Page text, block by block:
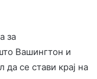
за
Вашингтон и
да се стави крај на